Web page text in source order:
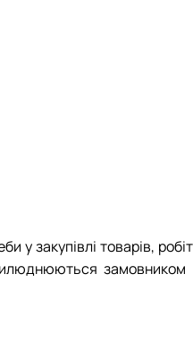
у закупівлі товарів, робіт
замовником